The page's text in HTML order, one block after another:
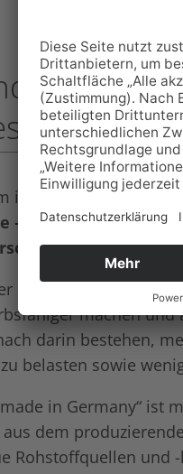
Effizienz
in diesem Jahr steht
– mit
.
Rohstoffe entstehen
machen und
darin bestehen,
belasten sowie
in Germany“ ist
dem
Rohstoffquellen und